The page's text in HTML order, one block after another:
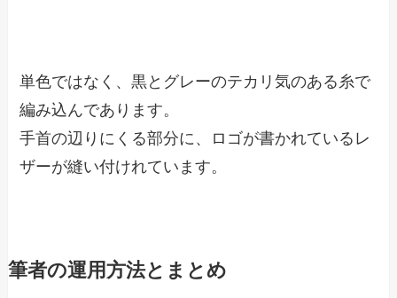
単色ではなく、黒とグレーのテカリ気のある糸で
編み込んであります。
手首の辺りにくる部分に、ロゴが書かれているレ
ザーが縫い付けれています。
筆者の運用方法とまとめ